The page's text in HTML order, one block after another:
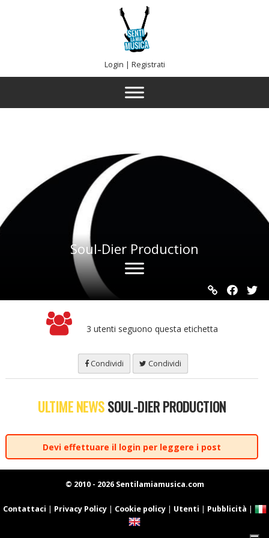
Login | Registrati
Soul-Dier Production
3 utenti seguono questa etichetta
Condividi Condividi
ULTIME NEWSSOUL-DIER PRODUCTION
Devi effettuare il login per leggere i post
© 2010 - 2026 Sentilamiamusica.com
Contattaci | Privacy Policy| Cookie policy| Utenti | Pubblicità |